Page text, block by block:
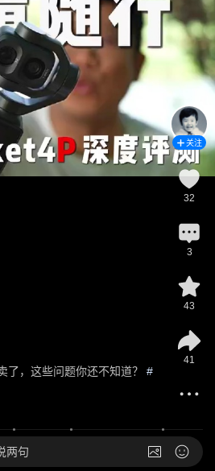
，这些问题你还不知道？
#
关注
32
3
43
41
两句